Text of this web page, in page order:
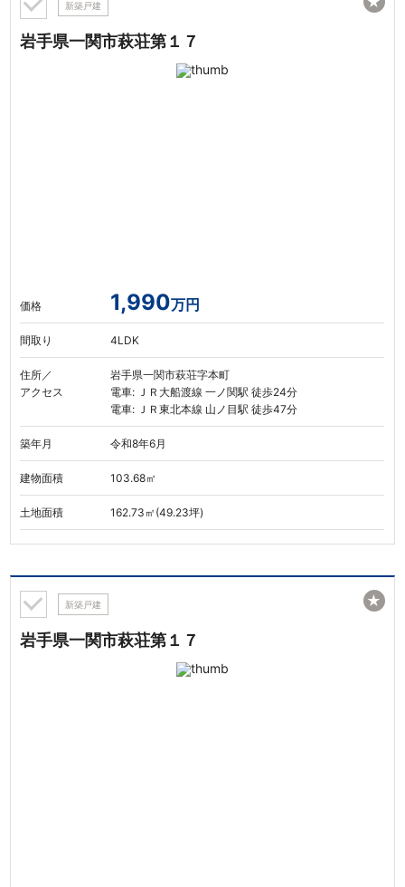
新築戸建
岩手県一関市萩荘第１７
価格 1,990万円
間取り 4LDK
住所／
アクセス
岩手県一関市萩荘字本町
電車: ＪＲ大船渡線 一ノ関駅 徒歩24分
電車: ＪＲ東北本線 山ノ目駅 徒歩47分
築年月 令和8年6月
建物面積 103.68㎡
土地面積 162.73㎡(49.23坪)
新築戸建
岩手県一関市萩荘第１７
★